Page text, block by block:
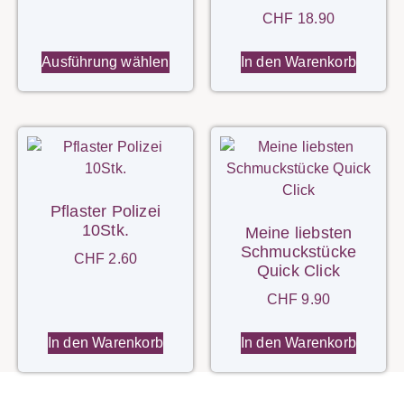
Ausführung wählen
CHF 18.90
In den Warenkorb
Pflaster Polizei
10Stk.
CHF 2.60
In den Warenkorb
Meine liebsten
Schmuckstücke
Quick Click
CHF 9.90
In den Warenkorb